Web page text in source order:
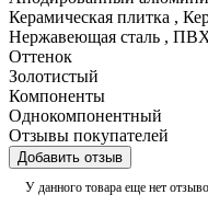
Керамическая плитка ,
Нержавеющая сталь ,
Оттенок
Золотистый
Компоненты
Однокомпонентный
Отзывы покупателей
Добавить отзыв
У данного товара еще нет